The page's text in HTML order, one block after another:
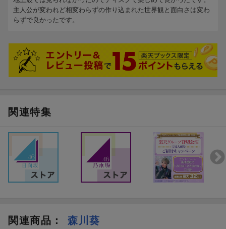
主人公が変われど相変わらずの作り込まれた世界観と面白さは変わ
らずで良かったです。
関連特集
関連商品 ： 森川葵